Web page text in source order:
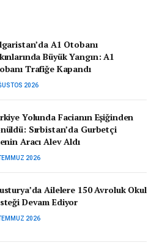
A1 Otobanı
Büyük Yangın: A1
Trafiğe Kapandı
2026
Yolunda Facianın Eşiğinden
Sırbistan’da Gurbetçi
Aracı Alev Aldı
2026
Ailelere 150 Avroluk Okul
Devam Ediyor
2026